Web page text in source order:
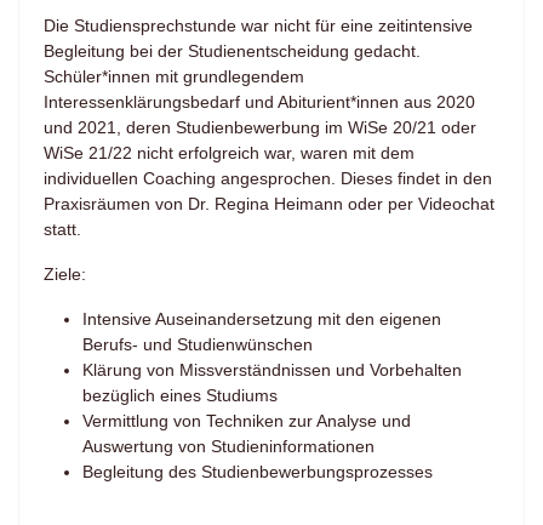
Die Studiensprechstun­de war nicht für eine zeitintensive
Begleitung bei der Studienentscheidung gedacht.
Schüler*innen mit grundlegendem
Interessenklärungsbedarf und Abiturient*innen aus 2020
und 2021, deren Studienbewerbung im WiSe 20/21 oder
WiSe 21/22 nicht erfolgreich war, waren mit dem
individuellen Coaching angesprochen. Dieses findet in den
Praxisräumen von Dr. Regina Heimann oder per Videochat
statt.
Ziele:
Intensive Auseinandersetzung mit den eigenen
Berufs- und Studienwünschen
Klärung von Missverständnissen und Vorbehalten
bezüglich eines Studiums
Vermittlung von Techniken zur Analyse und
Auswertung von Studieninformationen
Begleitung des Studienbewerbungsprozesses